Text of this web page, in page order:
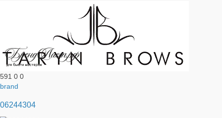
591 0 0
brand
06244304